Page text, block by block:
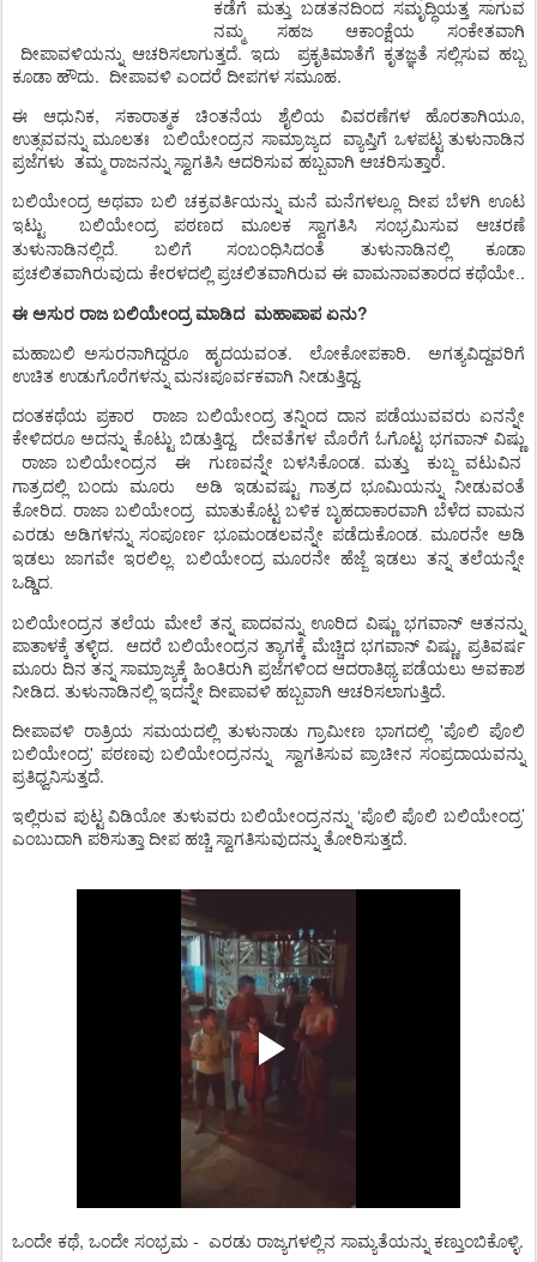
ಕಡೆಗೆ ಮತ್ತು ಬಡತನದಿಂದ ಸಮೃದ್ಧಿಯತ್ತ ಸಾಗುವ
ನಮ್ಮ
ಸಹಜ ಆಕಾಂಕ್ಷೆಯ
ಸಂಕೇತವಾಗಿ
ದೀಪಾವಳಿಯನ್ನು ಆಚರಿಸಲಾಗುತ್ತದೆ. ಇದು
ಪ್ರಕೃತಿಮಾತೆಗೆ ಕೃತಜ್ಞತೆ ಸಲ್ಲಿಸುವ ಹಬ್ಬ
ಕೂಡಾ ಹೌದು. ದೀಪಾವಳಿ ಎಂದರೆ ದೀಪಗಳ ಸಮೂಹ.
ಈ
ಆಧುನಿಕ, ಸಕಾರಾತ್ಮಕ ಚಿಂತನೆಯ ಶೈಲಿಯ ವಿವರಣೆಗಳ ಹೊರತಾಗಿಯೂ,
ಉತ್ಸವವನ್ನು ಮೂಲತಃ ಬಲಿಯೇಂದ್ರನ ಸಾಮ್ರಾಜ್ಯದ ವ್ಯಾಪ್ತಿಗೆ ಒಳಪಟ್ಟ ತುಳುನಾಡಿನ
ಪ್ರಜೆಗಳು ತಮ್ಮ ರಾಜನನ್ನು ಸ್ವಾಗತಿಸಿ ಆದರಿಸುವ ಹಬ್ಬವಾಗಿ ಆಚರಿಸುತ್ತಾರೆ.
ಬಲಿಯೇಂದ್ರಅಥವಾ ಬಲಿ ಚಕ್ರವರ್ತಿಯನ್ನು ಮನೆ ಮನೆಗಳಲ್ಲೂ ದೀಪ ಬೆಳಗಿ ಊಟ
ಇಟ್ಟು
ಬಲಿಯೇಂದ್ರ ಪಠಣದ ಮೂಲಕ ಸ್ವಾಗತಿಸಿ ಸಂಭ್ರಮಿಸುವ ಆಚರಣೆ
ತುಳುನಾಡಿನಲ್ಲಿದೆ. ಬಲಿಗೆ ಸಂಬಂಧಿಸಿದಂತೆ ತುಳುನಾಡಿನಲ್ಲಿ ಕೂಡಾ
ಪ್ರಚಲಿತವಾಗಿರುವುದು ಕೇರಳದಲ್ಲಿ ಪ್ರಚಲಿತವಾಗಿರುವ ಈ ವಾಮನಾವತಾರದ ಕಥೆಯೇ. .
ಈ ಅಸುರ ರಾಜ ಬಲಿಯೇಂದ್ರ ಮಾಡಿದ ಮಹಾಪಾಪ ಏನು?
ಮಹಾಬಲಿ ಅಸುರನಾಗಿದ್ದರೂ
ಹೃದಯವಂತ. ಲೋಕೋಪಕಾರಿ.
ಅಗತ್ಯವಿದ್ದವರಿಗೆ
ಉಚಿತ ಉಡುಗೊರೆಗಳನ್ನು ಮನಃಪೂರ್ವಕವಾಗಿ ನೀಡುತ್ತಿದ್ದ.
ದಂತಕಥೆಯ ಪ್ರಕಾರ
ರಾಜಾ ಬಲಿಯೇಂದ್ರ ತನ್ನಿಂದ ದಾನ ಪಡೆಯುವವರು ಏನನ್ನೇ
ಕೇಳಿದರೂ ಅದನ್ನು ಕೊಟ್ಟು ಬಿಡುತ್ತಿದ್ದ. ದೇವತೆಗಳ ಮೊರೆಗೆ ಓಗೊಟ್ಟ ಭಗವಾನ್ ವಿಷ್ಣು
ರಾಜಾ ಬಲಿಯೇಂದ್ರನ ಈ ಗುಣವನ್ನೇ ಬಳಸಿಕೊಂಡ. ಮತ್ತು ಕುಬ್ಜ ವಟುವಿನ
ಗಾತ್ರದಲ್ಲಿ ಬಂದು ಮೂರು ಅಡಿ ಇಡುವಷ್ಟು ಗಾತ್ರದ ಭೂಮಿಯನ್ನು ನೀಡುವಂತೆ
ಕೋರಿದ. ರಾಜಾ ಬಲಿಯೇಂದ್ರ ಮಾತುಕೊಟ್ಟ ಬಳಿಕ ಬೃಹದಾಕಾರವಾಗಿ ಬೆಳೆದ ವಾಮನ
ಎರಡು ಅಡಿಗಳನ್ನು ಸಂಪೂರ್ಣ ಭೂಮಂಡಲವನ್ನೇ ಪಡೆದುಕೊಂಡ.ಮೂರನೇ ಅಡಿ
ಇಡಲು ಜಾಗವೇ ಇರಲಿಲ್ಲ. ಬಲಿಯೇಂದ್ರ ಮೂರನೇ ಹೆಜ್ಜೆ ಇಡಲು ತನ್ನ ತಲೆಯನ್ನೇ
ಒಡ್ಡಿದ.
ಬಲಿಯೇಂದ್ರನ ತಲೆಯ ಮೇಲೆ ತನ್ನ ಪಾದವನ್ನು ಊರಿದ ವಿಷ್ಣು ಭಗವಾನ್ ಆತನನ್ನು
ಪಾತಾಳಕ್ಕೆ ತಳ್ಳಿದ. ಆದರೆ ಬಲಿಯೇಂದ್ರನ ತ್ಯಾಗಕ್ಕೆ ಮೆಚ್ಚಿದ ಭಗವಾನ್ ವಿಷ್ಣು, ಪ್ರತಿವರ್ಷ
ಮೂರು ದಿನ ತನ್ನ ಸಾಮ್ರಾಜ್ಯಕ್ಕೆ ಹಿಂತಿರುಗಿ ಪ್ರಜೆಗಳಿಂದ ಆದರಾತಿಥ್ಯ ಪಡೆಯಲು ಅವಕಾಶ
ನೀಡಿದ. ತುಳುನಾಡಿನಲ್ಲಿ ಇದನ್ನೇ ದೀಪಾವಳಿ ಹಬ್ಬವಾಗಿ ಆಚರಿಸಲಾಗುತ್ತಿದೆ.
ದೀಪಾವಳಿ ರಾತ್ರಿಯ ಸಮಯದಲ್ಲಿ ತುಳುನಾಡು ಗ್ರಾಮೀಣ ಭಾಗದಲ್ಲಿ 'ಪೊಲಿ ಪೊಲಿ
ಬಲಿಯೇಂದ್ರ' ಪಠಣವು ಬಲಿಯೇಂದ್ರನನ್ನು ಸ್ವಾಗತಿಸುವ ಪ್ರಾಚೀನ ಸಂಪ್ರದಾಯವನ್ನು
ಪ್ರತಿಧ್ವನಿಸುತ್ತದೆ.
ಇಲ್ಲಿರುವ ಪುಟ್ಟ ವಿಡಿಯೋ ತುಳುವರು ಬಲಿಯೇಂದ್ರನನ್ನು ‘ಪೊಲಿ ಪೊಲಿ ಬಲಿಯೇಂದ್ರ’
ಎಂಬುದಾಗಿ ಪಠಿಸುತ್ತಾ ದೀಪ ಹಚ್ಚಿ ಸ್ವಾಗತಿಸುವುದನ್ನು ತೋರಿಸುತ್ತದೆ.
ಒಂದೇ ಕಥೆ, ಒಂದೇ ಸಂಭ್ರಮ - ಎರಡು ರಾಜ್ಯಗಳಲ್ಲಿನ ಸಾಮ್ಯತೆಯನ್ನು ಕಣ್ತುಂಬಿಕೊಳ್ಳಿ.